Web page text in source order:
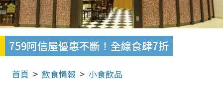
759阿信屋優惠不斷！全線食肆7折
首頁 飲食情報 小食飲品